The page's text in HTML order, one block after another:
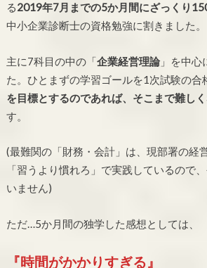
る2019年7月までの5か月間にざっくり
中小企業診断士の資格勉強に割きました。
主に7科目の中の「企業経営理論」を中心
た。ひとまずの学習ゴールを1次試験の合
を目標とするのであれば、そこまで難し
す。
(最難関の「財務・会計」は、現部署の経
「習うより慣れろ」で実践しているので
いません)
ただ…5か月間の独学した感想としては、
『時間がかかりすぎる』